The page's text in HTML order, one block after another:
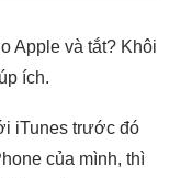
Apple và tắt? Khôi
ích.
iTunes trước đó
của mình, thì